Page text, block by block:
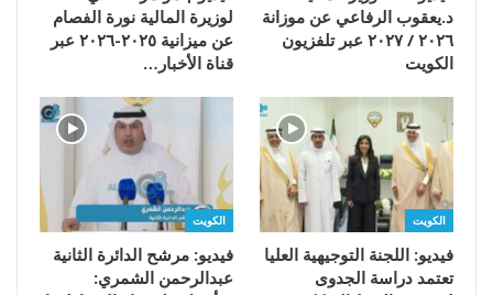
د.يعقوب الرفاعي عن موزانة
٢٠٢٦ / ٢٠٢٧ عبر تلفزيون
الكويت
لوزيرة المالية نورة الفصام
عن ميزانية ٢٠٢٥-٢٠٢٦ عبر
قناة الأخبار…
الكويت
فيديو: اللجنة التوجيهية العليا
تعتمد دراسة الجدوى
الكويت
فيديو: مرشح الدائرة الثانية
عبدالرحمن الشمري: